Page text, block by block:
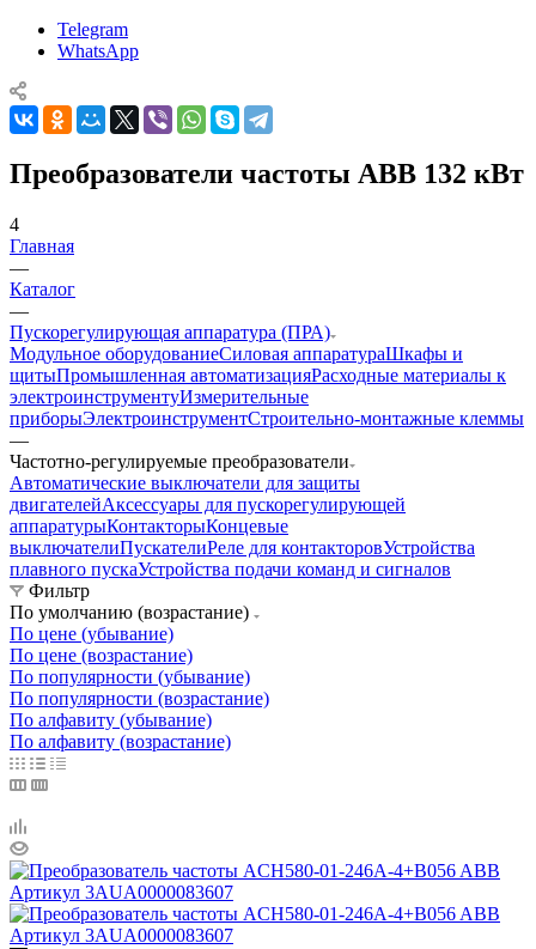
Telegram
WhatsApp
Преобразователи частоты ABB 132 кВт
4
Главная
—
Каталог
—
Пускорегулирующая аппаратура (ПРА)
Модульное оборудованиеСиловая аппаратураШкафы и
щитыПромышленная автоматизацияРасходные материалы к
электроинструментуИзмерительные
приборыЭлектроинструментСтроительно-монтажные клеммы
—
Частотно-регулируемые преобразователи
Автоматические выключатели для защиты
двигателейАксессуары для пускорегулирующей
аппаратурыКонтакторыКонцевые
выключателиПускателиРеле для контакторовУстройства
плавного пускаУстройства подачи команд и сигналов
Фильтр
По умолчанию (возрастание)
По цене (убывание)
По цене (возрастание)
По популярности (убывание)
По популярности (возрастание)
По алфавиту (убывание)
По алфавиту (возрастание)